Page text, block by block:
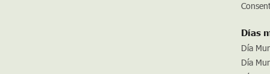
Días
Día
Día